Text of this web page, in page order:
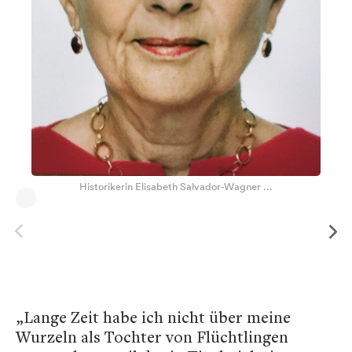
Historikerin Elisabeth Salvador-Wagner ...
„Lange Zeit habe ich nicht über meine
Wurzeln als Tochter von Flüchtlingen